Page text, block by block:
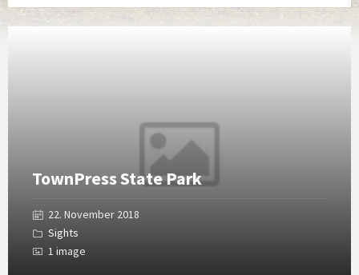
TownPress State Park
22. November 2018
Sights
1 image